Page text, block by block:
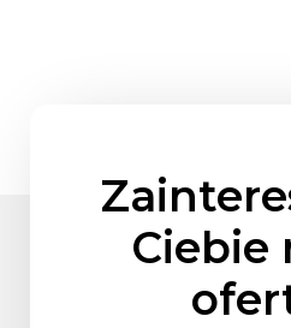
Ciebie